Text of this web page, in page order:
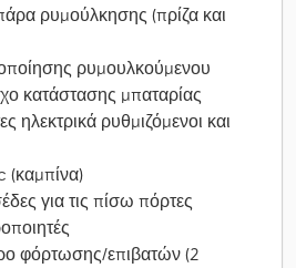
ρυμούλκησης (πρίζα και
ρυμουλκούμενου
κατάστασης μπαταρίας
ηλεκτρικά ρυθμιζόμενοι και
(καμπίνα)
για τις πίσω πόρτες
φόρτωσης/επιβατών (2